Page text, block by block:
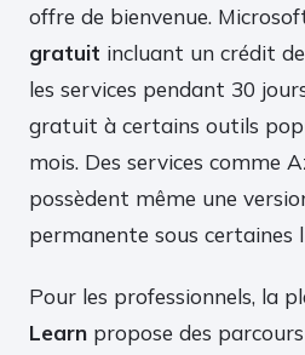
offre de bienvenue.
gratuit incluant un crédit
les services pendant 30
gratuit à certains outils
mois. Des services comme
possèdent même une
permanente sous certaines
Pour les professionnels, la
Learn propose des